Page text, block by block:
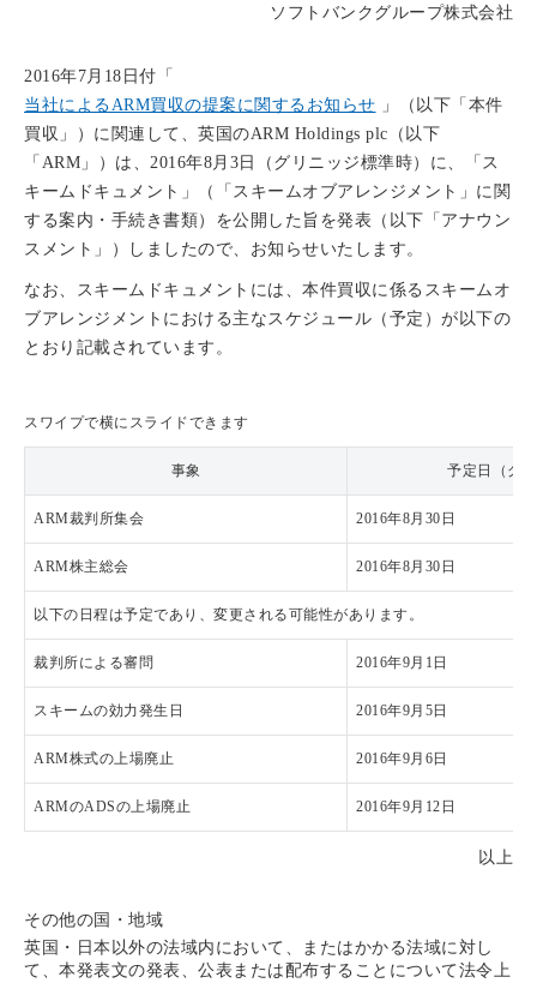
ソフトバンクグループ株式会社
2016年7月18日付「
当社によるARM買収の提案に関するお知らせ 」（以下「本件
買収」）に関連して、英国のARM Holdings plc（以下
「ARM」）は、2016年8月3日（グリニッジ標準時）に、「ス
キームドキュメント」（「スキームオブアレンジメント」に関
する案内・手続き書類）を公開した旨を発表（以下「アナウン
スメント」）しましたので、お知らせいたします。
なお、スキームドキュメントには、本件買収に係るスキームオ
ブアレンジメントにおける主なスケジュール（予定）が以下の
とおり記載されています。
スワイプで横にスライドできます
事象 予定日（グ
ARM裁判所集会 2016年8月30日
ARM株主総会 2016年8月30日
以下の日程は予定であり、変更される可能性があります。
裁判所による審問 2016年9月1日
スキームの効力発生日 2016年9月5日
ARM株式の上場廃止 2016年9月6日
ARMのADSの上場廃止 2016年9月12日
以上
その他の国・地域
英国・日本以外の法域内において、またはかかる法域に対し
て、本発表文の発表、公表または配布することについて法令上